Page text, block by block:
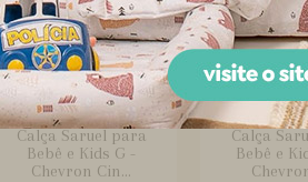
Calça Saruel para
Bebê e Kids G -
Chevron Cin...
Calça
Bebê e